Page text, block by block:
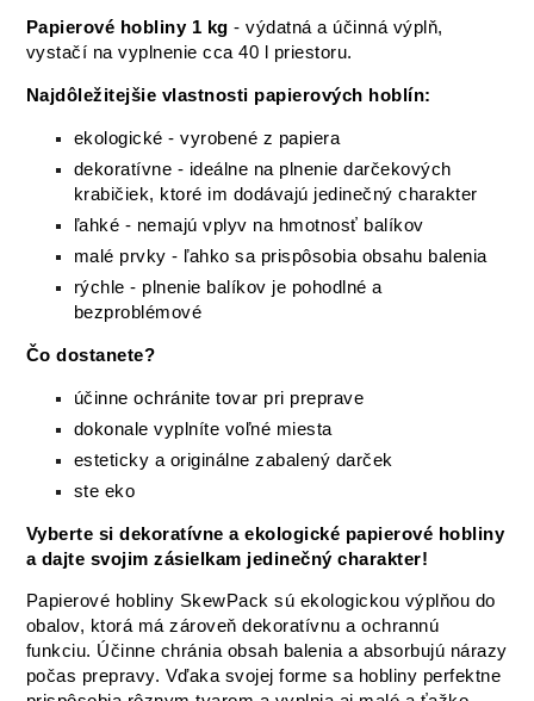
Papierové hobliny 1 kg - výdatná a účinná výplň,
vystačí na vyplnenie cca 40 l priestoru.
Najdôležitejšie vlastnosti papierových hoblín:
ekologické - vyrobené z papiera
dekoratívne - ideálne na plnenie darčekových
krabičiek, ktoré im dodávajú jedinečný charakter
ľahké - nemajú vplyv na hmotnosť balíkov
malé prvky - ľahko sa prispôsobia obsahu balenia
rýchle - plnenie balíkov je pohodlné a
bezproblémové
Čo dostanete?
účinne ochránite tovar pri preprave
dokonale vyplníte voľné miesta
esteticky a originálne zabalený darček
ste eko
Vyberte si dekoratívne a ekologické papierové hobliny
a dajte svojim zásielkam jedinečný charakter!
Papierové hobliny SkewPack sú ekologickou výplňou do
obalov, ktorá má zároveň dekoratívnu a ochrannú
funkciu. Účinne chránia obsah balenia a absorbujú nárazy
počas prepravy. Vďaka svojej forme sa hobliny perfektne